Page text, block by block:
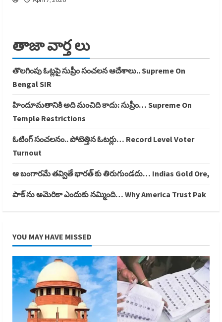
తాజా వార్త లు
తొలగింపు ఓట్లపై సుప్రీం సంచలన ఆదేశాలు.. Supreme On
Bengal SIR
హిందూమతానికి అది మంచిది కాదు: సుప్రీం… Supreme On
Temple Restrictions
ఓటింగ్ సంచలనం.. పోటెత్తిన ఓటర్లు… Record Level Voter
Turnout
ఆ బంగారమే తవ్వితే భారత్ కు తిరుగుండదు… Indias Gold Ore,
పాక్ ను అమెరికా ఎందుకు నమ్మింది… Why America Trust Pak
YOU MAY HAVE MISSED